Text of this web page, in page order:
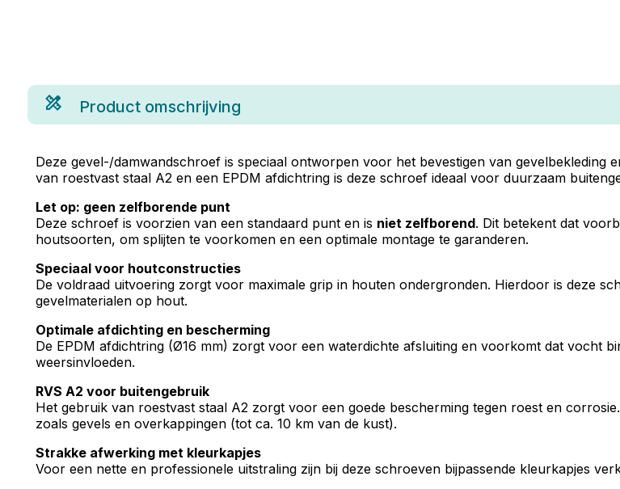
Product omschrijving
Deze gevel-/damwandschroef is speciaal ontworpen voor het bevestigen van gevelbekleding
van roestvast staal A2 en een EPDM afdichtring is deze schroef ideaal voor duurzaam
Let op: geen zelfborende punt
Deze schroef is voorzien van een standaard punt en is niet zelfborend. Dit betekent dat
houtsoorten, om splijten te voorkomen en een optimale montage te garanderen.
Speciaal voor houtconstructies
De voldraad uitvoering zorgt voor maximale grip in houten ondergronden. Hierdoor is deze
gevelmaterialen op hout.
Optimale afdichting en bescherming
De EPDM afdichtring (Ø16 mm) zorgt voor een waterdichte afsluiting en voorkomt dat vocht
weersinvloeden.
RVS A2 voor buitengebruik
Het gebruik van roestvast staal A2 zorgt voor een goede bescherming tegen roest en
zoals gevels en overkappingen (tot ca. 10 km van de kust).
Strakke afwerking met kleurkapjes
Voor een nette en professionele uitstraling zijn bij deze schroeven bijpassende kleurkapjes